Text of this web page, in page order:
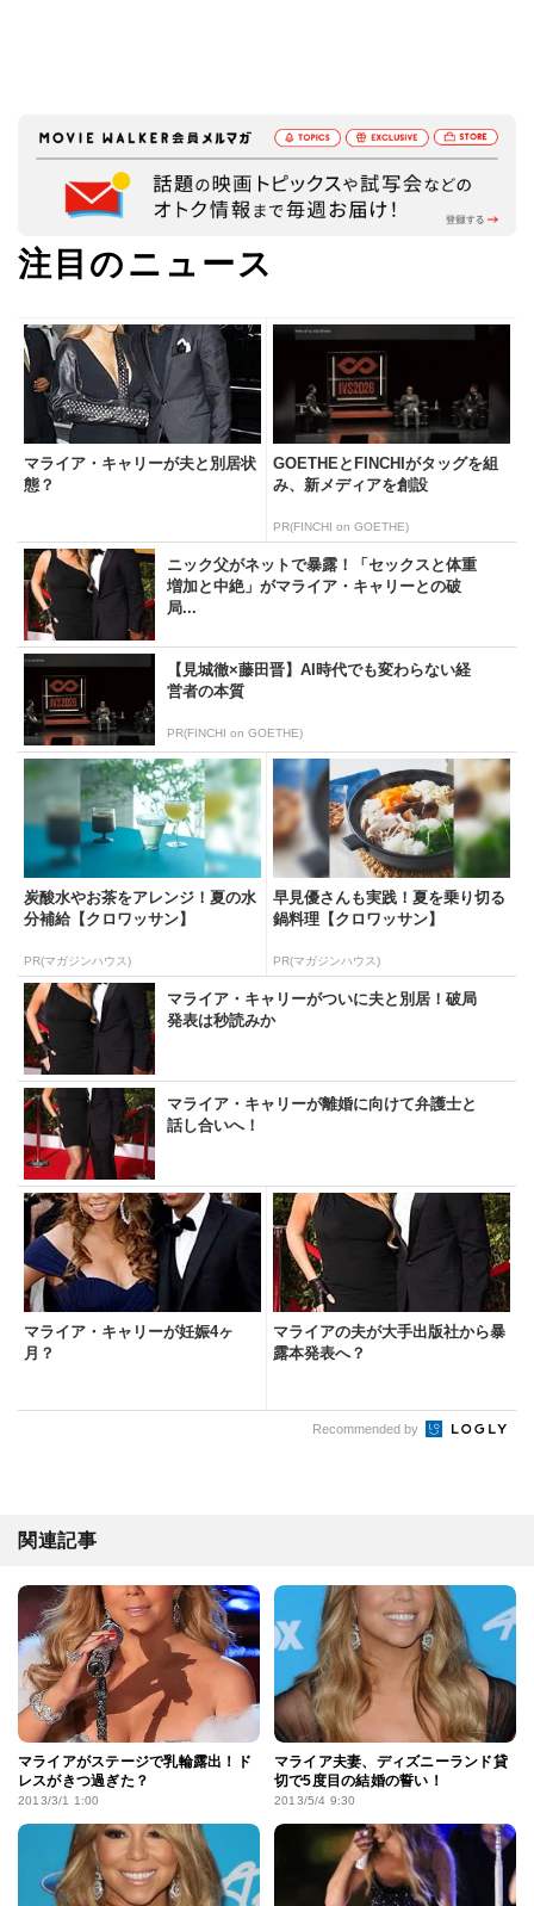
注目のニュース
マライア・キャリーが夫と別居状
態？
GOETHEとFINCHIがタッグを組
み、新メディアを創設
PR(FINCHI on GOETHE)
ニック父がネットで暴露！「セックスと体重
増加と中絶」がマライア・キャリーとの破
局...
【見城徹×藤田晋】AI時代でも変わらない経
営者の本質
PR(FINCHI on GOETHE)
炭酸水やお茶をアレンジ！夏の水
分補給【クロワッサン】
PR(マガジンハウス)
早見優さんも実践！夏を乗り切る
鍋料理【クロワッサン】
PR(マガジンハウス)
マライア・キャリーがついに夫と別居！破局
発表は秒読みか
マライア・キャリーが離婚に向けて弁護士と
話し合いへ！
マライア・キャリーが妊娠4ヶ
月？
マライアの夫が大手出版社から暴
露本発表へ？
Recommended by
関連記事
マライアがステージで乳輪露出！ド
レスがきつ過ぎた？
2013/3/1 1:00
マライア夫妻、ディズニーランド貸
切で5度目の結婚の誓い！
2013/5/4 9:30